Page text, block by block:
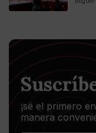
¡sé el primero
manera